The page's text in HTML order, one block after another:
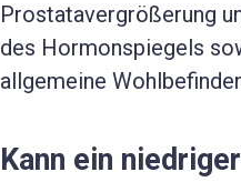
Prostatavergrößerung
des Hormonspiegels
allgemeine
Kann ein